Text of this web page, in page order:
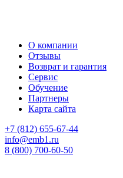
О компании
Отзывы
Возврат и гарантия
Сервис
Обучение
Партнеры
Карта сайта
+7 (812) 655-67-44
info@emb1.ru
8 (800) 700-60-50